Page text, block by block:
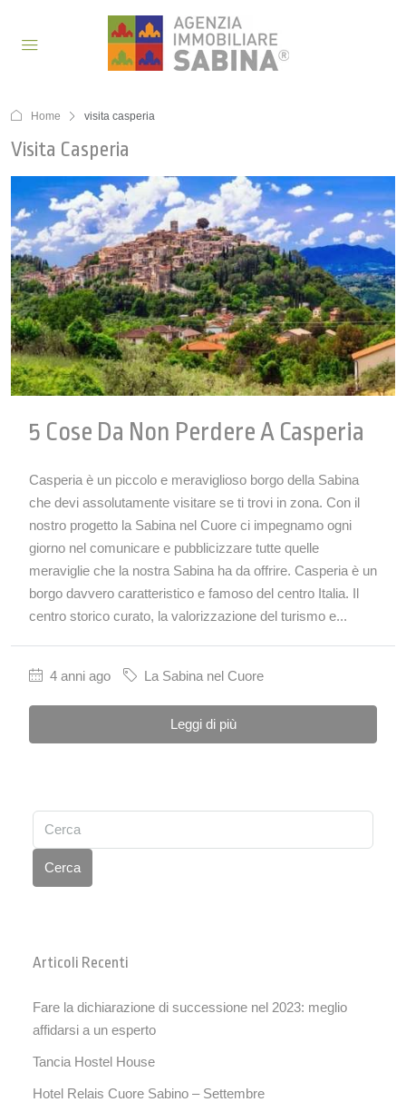
Home visita casperia
Visita Casperia
5 Cose Da Non Perdere A Casperia
Casperia è un piccolo e meraviglioso borgo della Sabina
che devi assolutamente visitare se ti trovi in zona. Con il
nostro progetto la Sabina nel Cuore ci impegnamo ogni
giorno nel comunicare e pubblicizzare tutte quelle
meraviglie che la nostra Sabina ha da offrire. Casperia è un
borgo davvero caratteristico e famoso del centro Italia. Il
centro storico curato, la valorizzazione del turismo e...
4 anni ago La Sabina nel Cuore
Leggi di più
Cerca
Articoli Recenti
Fare la dichiarazione di successione nel 2023: meglio
affidarsi a un esperto
Tancia Hostel House
Hotel Relais Cuore Sabino – Settembre